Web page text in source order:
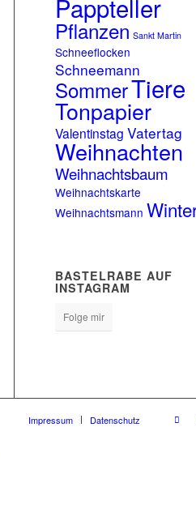
Pappteller
Pflanzen Sankt Martin
Schneeflocken
Schneemann
SommerTiere
Tonpapier
Valentinstag Vatertag
Weihnachten
Weihnachtsbaum
Weihnachtskarte
Weihnachtsmann
BASTELRABE AUF
INSTAGRAM
Folge mir
Impressum Datenschutz